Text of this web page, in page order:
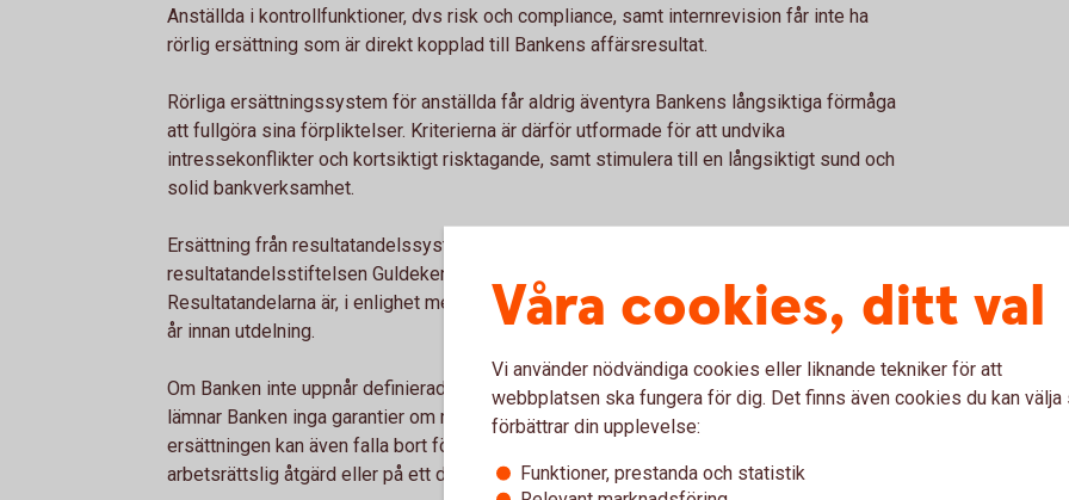
Anställda i kontrollfunktioner, dvs risk och compliance, samt internrevision får inte ha
rörlig ersättning som är direkt kopplad till Bankens affärsresultat.
Rörliga ersättningssystem för anställda får aldrig äventyra Bankens långsiktiga förmåga
att fullgöra sina förpliktelser. Kriterierna är därför utformade för att undvika
intressekonflikter och kortsiktigt risktagande, samt stimulera till en långsiktigt sund och
solid bankverksamhet.
Ersättning från resultatandelssystemet sker i form av avsättning till
resultatandelsstiftelsen Guldeken, där utgiven andel baseras på arbetad tid.
Resultatandelarna är, i enlighet med stiftelsens stadgar, vanligen fonderade i minst fem
år innan utdelning.
Om Banken inte uppnår definierade mål utgår inga resultatandelar. Av den anledningen
lämnar Banken inga garantier om rörlig ersättning vid nyanställning. Den rörliga
ersättningen kan även falla bort för enskild anställd i de fall då denne är under
arbetsrättslig åtgärd eller på ett dokumenterat sätt uppvisar bristande prestation.
Våra cookies, ditt val
Vi använder nödvändiga cookies eller liknande tekniker för att
webbplatsen ska fungera för dig. Det finns även cookies du kan välja
förbättrar din upplevelse:
Funktioner, prestanda och statistik